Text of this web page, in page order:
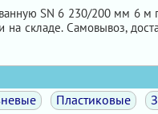
SN 6 230/200 мм 6 м
на складе. Самовывоз,
Пластиковые